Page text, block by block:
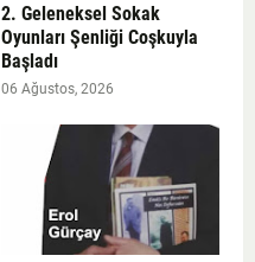
2. Geleneksel Sokak
Oyunları Şenliği Coşkuyla
Başladı
06 Ağustos, 2026